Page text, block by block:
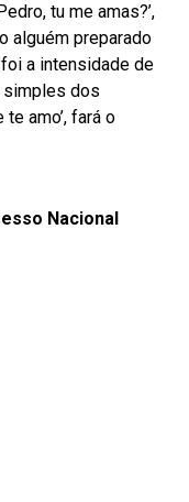
tu me amas?’,
alguém preparado
a intensidade de
simples dos
amo’, fará o
Nacional